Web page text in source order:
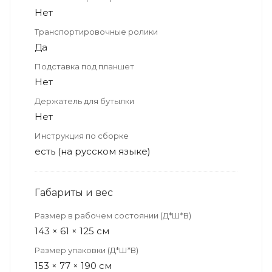
Нет
Транспортировочные ролики
Да
Подставка под планшет
Нет
Держатель для бутылки
Нет
Инструкция по сборке
есть (на русском языке)
Габариты и вес
Размер в рабочем состоянии (Д*Ш*В)
143 × 61 × 125 см
Размер упаковки (Д*Ш*В)
153 × 77 × 190 см